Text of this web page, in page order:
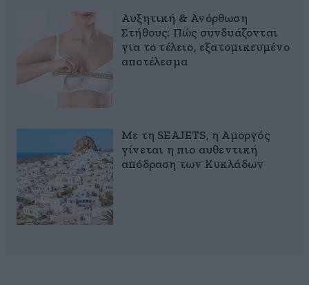
Αυξητική & Ανόρθωση
Στήθους: Πώς συνδυάζονται
για το τέλειο, εξατομικευμένο
αποτέλεσμα
Με τη SEAJETS, η Αμοργός
γίνεται η πιο αυθεντική
απόδραση των Κυκλάδων